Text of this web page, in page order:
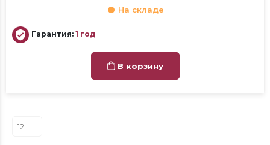
На складе
Гарантия: 1 год
В корзину